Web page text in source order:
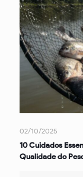
02/10/2025
10 Cuidados
Qualidade do